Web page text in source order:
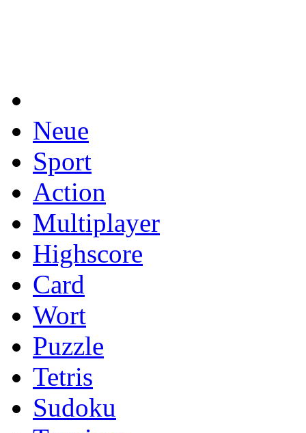
Neue
Sport
Action
Multiplayer
Highscore
Card
Wort
Puzzle
Tetris
Sudoku